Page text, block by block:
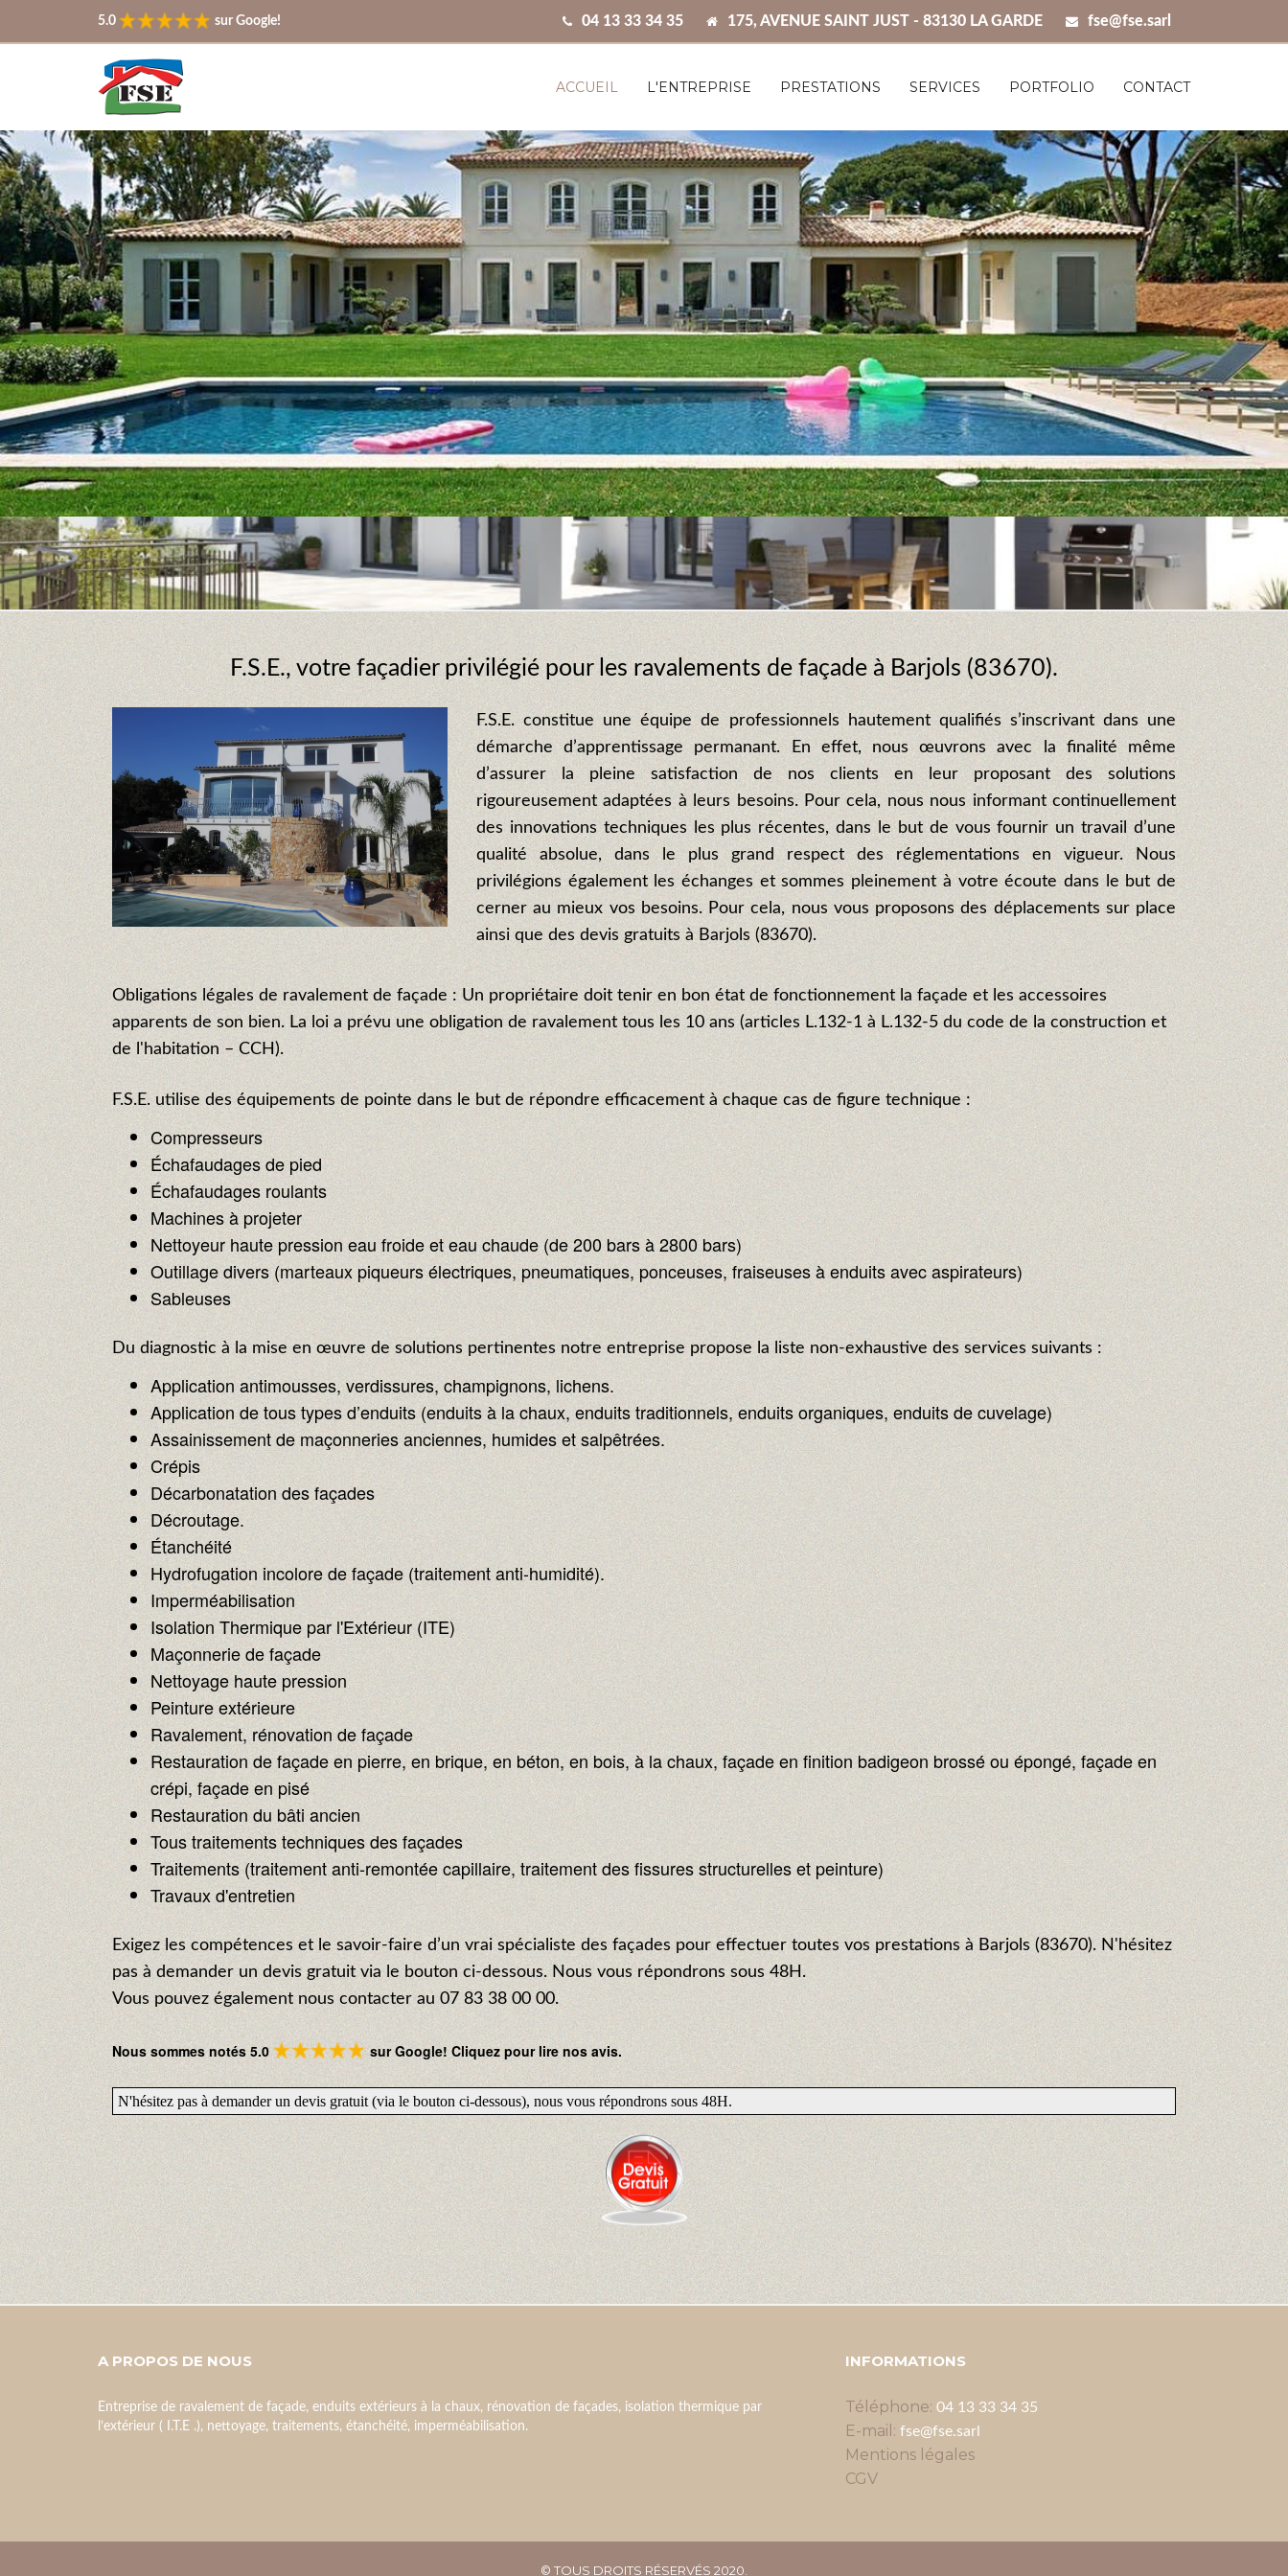
5.0 sur Google! 04 13 33 34 35 175, AVENUE SAINT JUST - 83130 LA GARDE fse@fse.sarl
ACCUEIL L'ENTREPRISE PRESTATIONS SERVICES PORTFOLIO CONTACT
F.S.E., votre façadier privilégié pour les ravalements de façade à Barjols (83670).
F.S.E. constitue une équipe de professionnels hautement qualifiés s’inscrivant dans une
démarche d’apprentissage permanant. En effet, nous œuvrons avec la finalité même
d’assurer la pleine satisfaction de nos clients en leur proposant des solutions
rigoureusement adaptées à leurs besoins. Pour cela, nous nous informant continuellement
des innovations techniques les plus récentes, dans le but de vous fournir un travail d’une
qualité absolue, dans le plus grand respect des réglementations en vigueur. Nous
privilégions également les échanges et sommes pleinement à votre écoute dans le but de
cerner au mieux vos besoins. Pour cela, nous vous proposons des déplacements sur place
ainsi que des devis gratuits à Barjols (83670).
Obligations légales de ravalement de façade : Un propriétaire doit tenir en bon état de fonctionnement la façade et les accessoires
apparents de son bien. La loi a prévu une obligation de ravalement tous les 10 ans (articles L.132-1 à L.132-5 du code de la construction et
de l'habitation – CCH).
F.S.E. utilise des équipements de pointe dans le but de répondre efficacement à chaque cas de figure technique :
Compresseurs
Échafaudages de pied
Échafaudages roulants
Machines à projeter
Nettoyeur haute pression eau froide et eau chaude (de 200 bars à 2800 bars)
Outillage divers (marteaux piqueurs électriques, pneumatiques, ponceuses, fraiseuses à enduits avec aspirateurs)
Sableuses
Du diagnostic à la mise en œuvre de solutions pertinentes notre entreprise propose la liste non-exhaustive des services suivants :
Application antimousses, verdissures, champignons, lichens.
Application de tous types d’enduits (enduits à la chaux, enduits traditionnels, enduits organiques, enduits de cuvelage)
Assainissement de maçonneries anciennes, humides et salpêtrées.
Crépis
Décarbonatation des façades
Décroutage.
Étanchéité
Hydrofugation incolore de façade (traitement anti-humidité).
Imperméabilisation
Isolation Thermique par l'Extérieur (ITE)
Maçonnerie de façade
Nettoyage haute pression
Peinture extérieure
Ravalement, rénovation de façade
Restauration de façade en pierre, en brique, en béton, en bois, à la chaux, façade en finition badigeon brossé ou épongé, façade en
crépi, façade en pisé
Restauration du bâti ancien
Tous traitements techniques des façades
Traitements (traitement anti-remontée capillaire, traitement des fissures structurelles et peinture)
Travaux d'entretien
Exigez les compétences et le savoir-faire d’un vrai spécialiste des façades pour effectuer toutes vos prestations à Barjols (83670). N'hésitez
pas à demander un devis gratuit via le bouton ci-dessous. Nous vous répondrons sous 48H.
Vous pouvez également nous contacter au 07 83 38 00 00.
Nous sommes notés 5.0 sur Google! Cliquez pour lire nos avis.
N'hésitez pas à demander un devis gratuit (via le bouton ci-dessous), nous vous répondrons sous 48H.
A PROPOS DE NOUS
Entreprise de ravalement de façade, enduits extérieurs à la chaux, rénovation de façades, isolation thermique par
l’extérieur ( I.T.E .), nettoyage, traitements, étanchéité, imperméabilisation.
INFORMATIONS
Téléphone: 04 13 33 34 35
E-mail: fse@fse.sarl
Mentions légales
CGV
© TOUS DROITS RÉSERVÉS 2020.